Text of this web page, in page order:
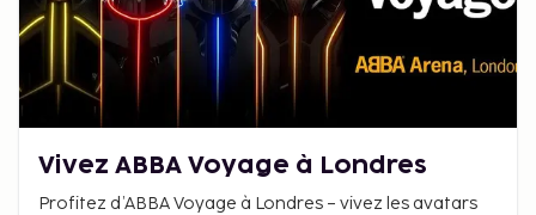
Vivez ABBA Voyage à Londres
Profitez d’ABBA Voyage à Londres – vivez les avatars